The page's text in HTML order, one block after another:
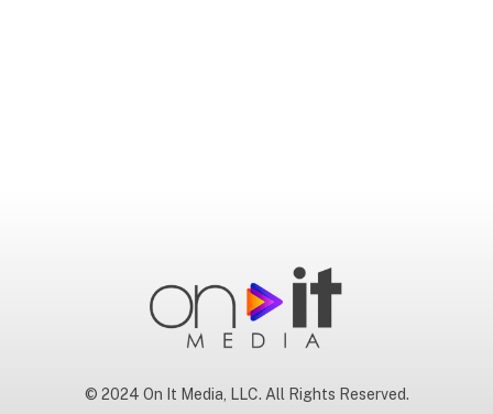
© 2024 On It Media, LLC. All Rights Reserved.